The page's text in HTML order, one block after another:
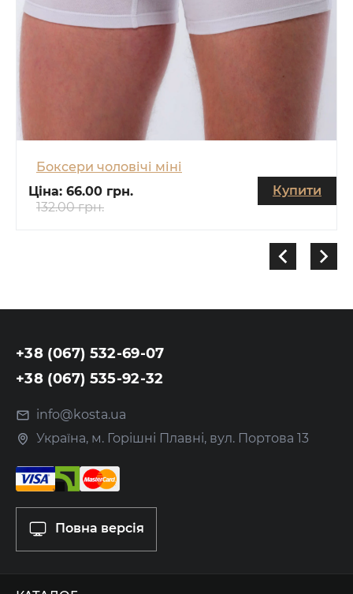
Боксери чоловічі міні
Ціна: 66.00 грн.
132.00 грн.
Купити
+38 (067) 532-69-07
+38 (067) 535-92-32
info@kosta.ua
Україна, м. Горішні Плавні, вул. Портова 13
Повна версія